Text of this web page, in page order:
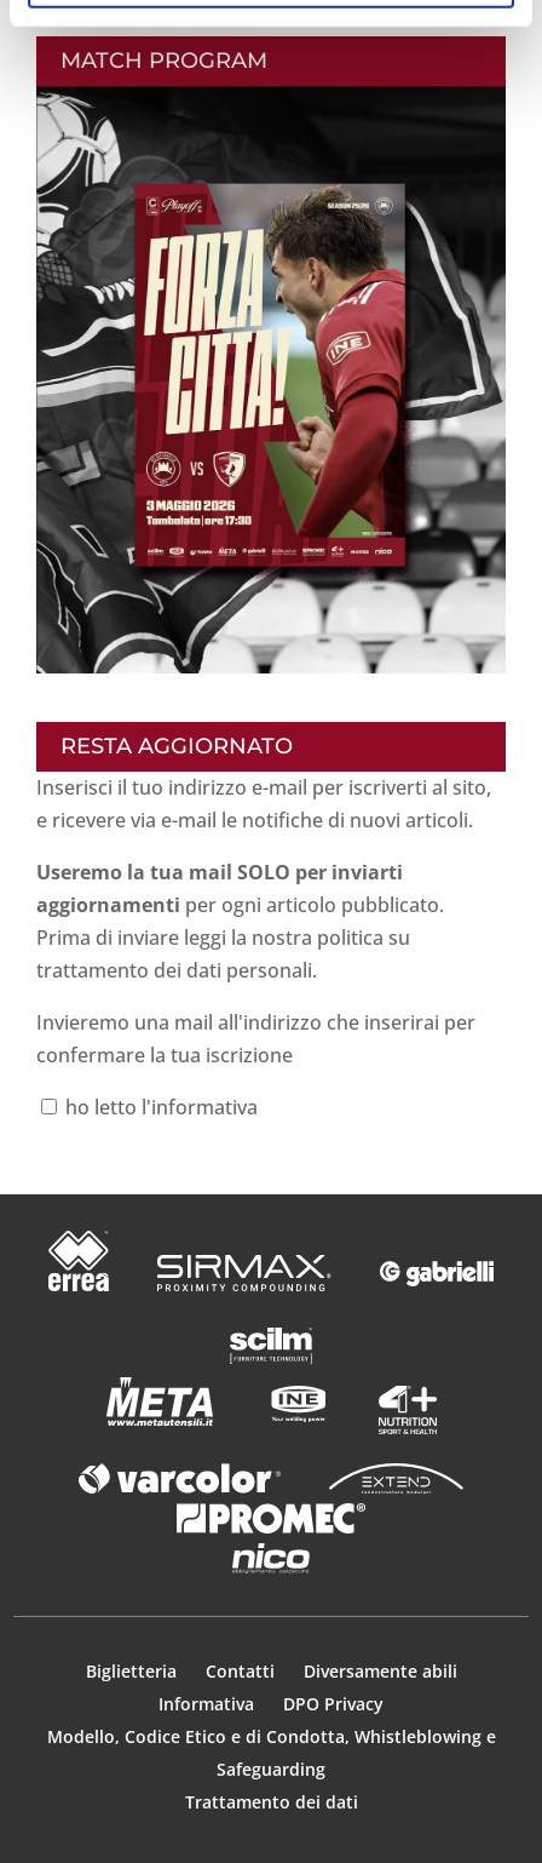
MATCH PROGRAM
RESTA AGGIORNATO
Inserisci il tuo indirizzo e-mail per iscriverti al sito,
e ricevere via e-mail le notifiche di nuovi articoli.
Useremo la tua mail SOLO per inviarti
aggiornamenti per ogni articolo pubblicato.
Prima di inviare leggi la nostra politica su
trattamento dei dati personali.
Invieremo una mail all'indirizzo che inserirai per
confermare la tua iscrizione
ho letto l'informativa
Biglietteria Contatti
Diversamente abili
Informativa
DPO Privacy
Modello, Codice Etico e di Condotta, Whistleblowing e
Safeguarding
Trattamento dei dati